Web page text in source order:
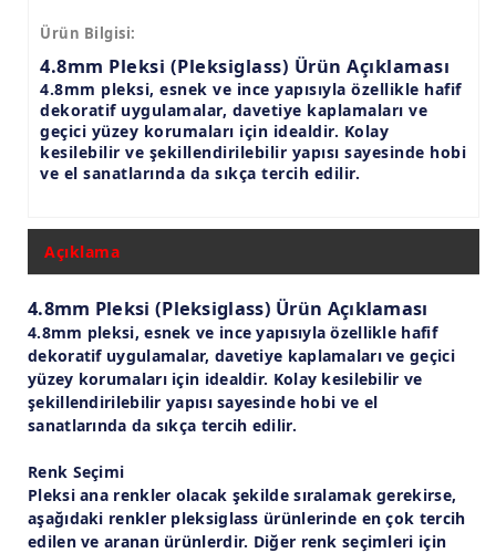
Ürün Bilgisi:
4.8mm Pleksi (Pleksiglass) Ürün Açıklaması
4.8mm pleksi, esnek ve ince yapısıyla özellikle hafif
dekoratif uygulamalar, davetiye kaplamaları ve
geçici yüzey korumaları için idealdir. Kolay
kesilebilir ve şekillendirilebilir yapısı sayesinde hobi
ve el sanatlarında da sıkça tercih edilir.
Açıklama
4.8mm Pleksi (Pleksiglass) Ürün Açıklaması
4.8mm pleksi, esnek ve ince yapısıyla özellikle hafif
dekoratif uygulamalar, davetiye kaplamaları ve geçici
yüzey korumaları için idealdir. Kolay kesilebilir ve
şekillendirilebilir yapısı sayesinde hobi ve el
sanatlarında da sıkça tercih edilir.
Renk Seçimi
Pleksi ana renkler olacak şekilde sıralamak gerekirse,
aşağıdaki renkler pleksiglass ürünlerinde en çok tercih
edilen ve aranan ürünlerdir. Diğer renk seçimleri için